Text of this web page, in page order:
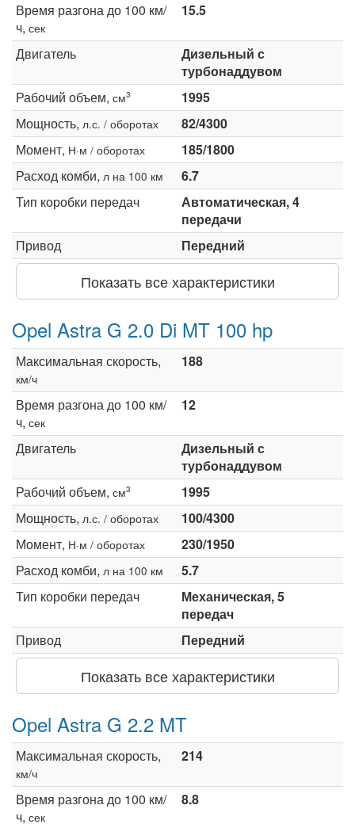
Время разгона до 100 км/
ч, сек
15.5
Двигатель
Дизельный с
турбонаддувом
Рабочий объем, см3
1995
Мощность, л.с. / оборотах
82/4300
Момент, Н·м / оборотах
185/1800
Расход комби, л на 100 км
6.7
Тип коробки передач
Автоматическая, 4
передачи
Привод
Передний
Показать все характеристики
Opel Astra G 2.0 Di MT 100 hp
Максимальная скорость,
км/ч
188
Время разгона до 100 км/
ч, сек
12
Двигатель
Дизельный с
турбонаддувом
Рабочий объем, см3
1995
Мощность, л.с. / оборотах
100/4300
Момент, Н·м / оборотах
230/1950
Расход комби, л на 100 км
5.7
Тип коробки передач
Механическая, 5
передач
Привод
Передний
Показать все характеристики
Opel Astra G 2.2 MT
Максимальная скорость,
км/ч
214
Время разгона до 100 км/
ч, сек
8.8